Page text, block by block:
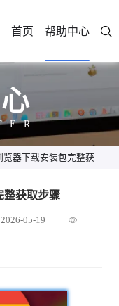
首页 帮助中心
器下载安装包完整获取步骤
整获取步骤
2026-05-19